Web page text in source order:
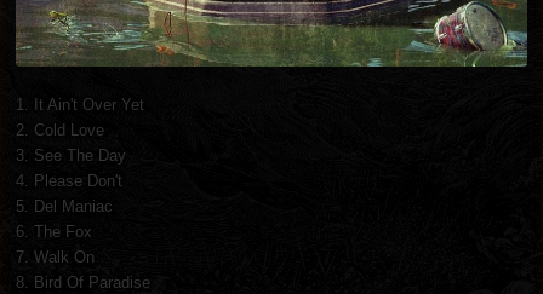
1. It Ain't Over Yet
2. Cold Love
3. See The Day
4. Please Don't
5. Del Maniac
6. The Fox
7. Walk On
8. Bird Of Paradise